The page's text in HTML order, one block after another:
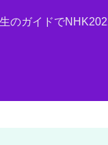
のガイドで